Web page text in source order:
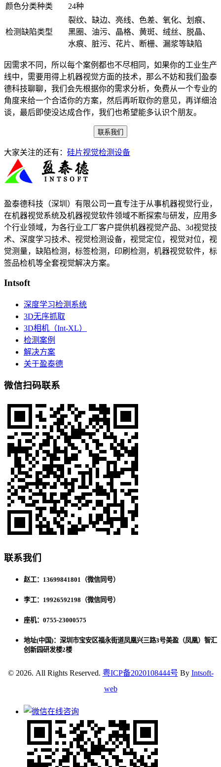
颜色分类种类 24种
检测缺陷类型
裂纹、缺边、亮线、色差、氧化、划痕、
黑圈、油污、晶格、黄斑、绒丝、脱晶、
水痕、脏污、花片、断栅、漏浆等缺陷
因需求不同，所以每个案例都也不尽相同，如果你的工业生产
线中，需要用得上机器视觉方面的技术，那么不妨和我们盈泰
德科技聊聊，我们会先根据你的需求分析，免费从一个专业的
角度来给一个合适你的方案，然后再听取你的意见，再详细洽
谈，最后即使没达成合作，我们也希望能多认识个朋友。
联系我们
大家关注的还有： 硅片视觉检测设备
盈泰德科技（深圳）有限公司一直专注于从事机器视觉行业，
在机器视觉系统及机器视觉软件领域不断探索与研发​，应用多
个行业领域，为各行业工厂客户提供机器视觉产品、3d视觉技
术、深度学习技术、视觉检测设备，视觉定位，视觉对位，视
觉测量，缺陷检测，标签检测，印刷检测，机器视觉软件，标
签品检机等​全套视觉解决方案​。
Intsoft
深度学习检测系统
3D无序抓取
3D相机（Int-XL）
检测案例
解决方案
关于盈泰德
微信扫码联系
联系我们
赵工：13699841801（微信同号）
李工：19926592198（微信同号）
座机：0755-23000575
地址(中国)：深圳市宝安区福永街道凤凰兴三路3号美盈（凤凰）智汇
创新园研发楼2楼
© 2026. All Rights Reserved. 粤ICP备2020108444号 By Intsoft-
web